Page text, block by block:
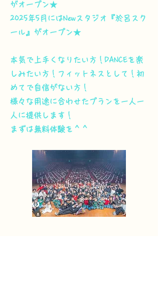
がオープン★
2025年5月にはNewスタジオ『於呂スク
ール』がオープン★
本気で上手くなりたい方！DANCEを楽
しみたい方！フィットネスとして！初
めてで自信がない方！
様々な用途に合わせたプランを一人一
人に提供します！
まずは無料体験を＾＾